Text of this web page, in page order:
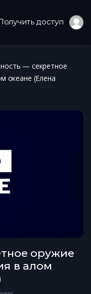
доступ
— секретное
океане (Елена
оружие
в алом